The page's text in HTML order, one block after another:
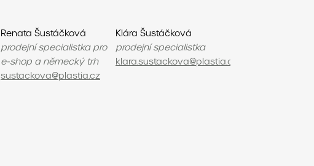
Renata Šustáčková
prodejní specialistka pro
e-shop a německý trh
sustackova@plastia.cz
Klára Šustáčková
prodejní specialistka
klara.sustackova@plastia.cz